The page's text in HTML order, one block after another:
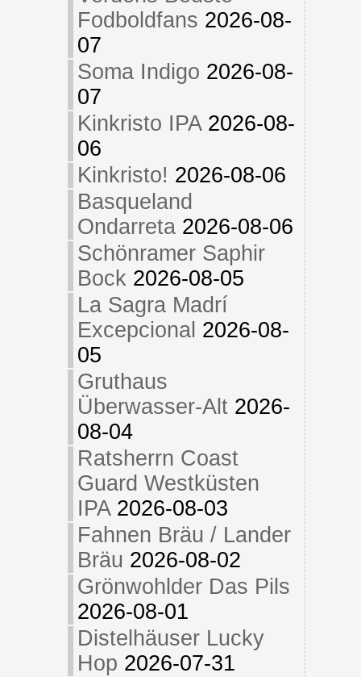
Fodboldfans 2026-08-
07
Soma Indigo 2026-08-
07
Kinkristo IPA 2026-08-
06
Kinkristo! 2026-08-06
Basqueland
Ondarreta 2026-08-06
Schönramer Saphir
Bock 2026-08-05
La Sagra Madrí
Excepcional 2026-08-
05
Gruthaus
Überwasser-Alt 2026-
08-04
Ratsherrn Coast
Guard Westküsten
IPA 2026-08-03
Fahnen Bräu / Lander
Bräu 2026-08-02
Grönwohlder Das Pils
2026-08-01
Distelhäuser Lucky
Hop 2026-07-31